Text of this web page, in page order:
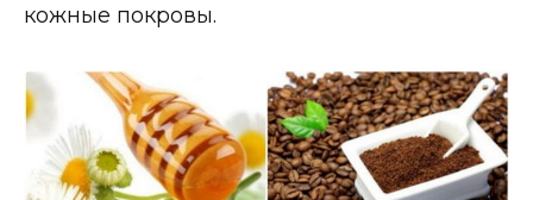
кожные покровы.